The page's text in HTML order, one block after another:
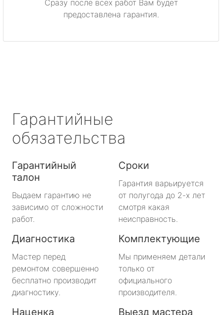
Сразу после всех работ Вам будет
предоставлена гарантия.
Гарантийные
обязательства
Гарантийный
талон
Выдаем гарантию не
зависимо от сложности
работ.
Сроки
Гарантия варьируется
от полугода до 2-х лет
смотря какая
неисправность.
Диагностика
Мастер перед
ремонтом совершенно
бесплатно производит
диагностику.
Комплектующие
Мы применяем детали
только от
официального
производителя.
Наценка Выезд мастера